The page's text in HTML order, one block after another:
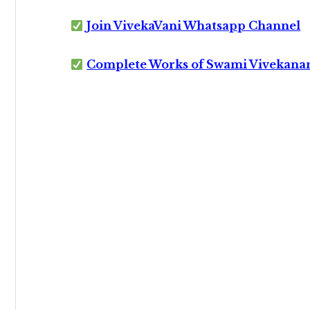
Join VivekaVani Whatsapp Channel
Complete Works of Swami